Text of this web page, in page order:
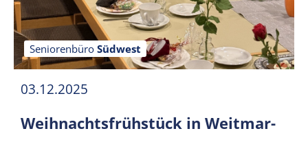
Seniorenbüro Südwest
03.12.2025
Weihnachtsfrühstück in Weitmar-